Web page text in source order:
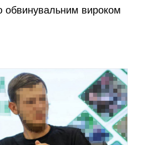
обвинувальним вироком